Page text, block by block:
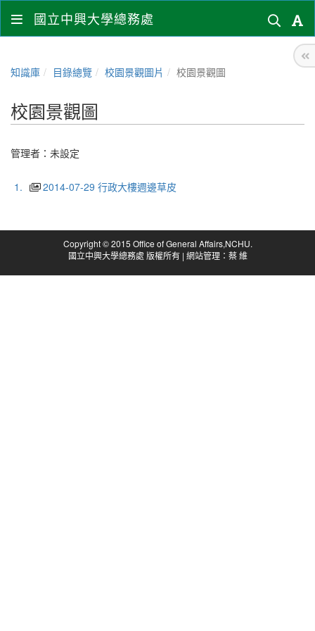
國立中興大學總務處
知識庫 目錄總覽 校園景觀圖片 校園景觀圖
校園景觀圖
管理者：未設定
1. 2014-07-29 行政大樓週邊草皮
Copyright © 2015 Office of General Affairs,NCHU.
國立中興大學總務處 版權所有 | 網站管理：蔡 維